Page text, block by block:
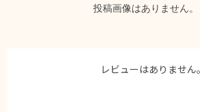
投稿画像はありません。
レビューはありません。